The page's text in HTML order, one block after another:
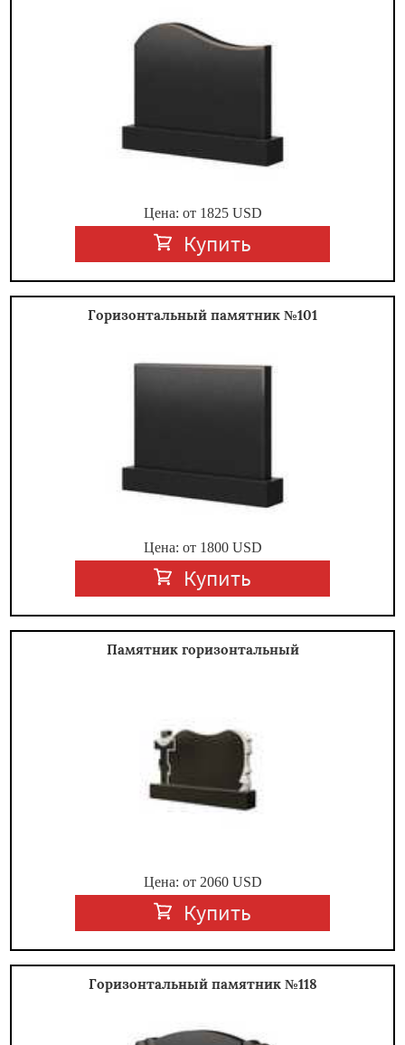
Цена: от 1825USD
Купить
Горизонтальный памятник №101
Цена: от 1800USD
Купить
Памятник горизонтальный
Цена: от 2060USD
Купить
Горизонтальный памятник №118